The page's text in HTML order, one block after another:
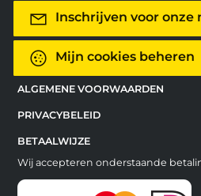
Inschrijven voor onze
Mijn cookies beheren
ALGEMENE VOORWAARDEN
PRIVACYBELEID
BETAALWIJZE
Wij accepteren onderstaande